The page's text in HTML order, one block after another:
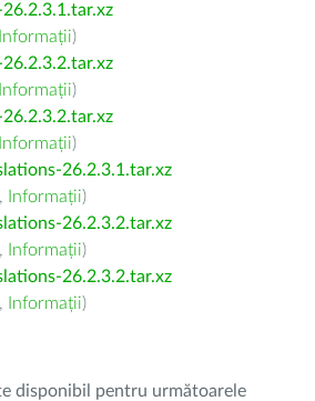
Informații)
Informații)
Informații)
26.2.3.1.tar.xz
, Informații)
26.2.3.2.tar.xz
, Informații)
26.2.3.2.tar.xz
, Informații)
disponibil pentru următoarele